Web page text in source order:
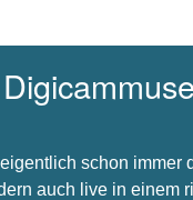
schon
auch live in einem